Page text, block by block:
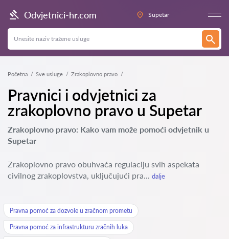
Odvjetnici-hr.com Supetar
Početna Sve usluge Zrakoplovno pravo
Pravnici i odvjetnici za
zrakoplovno pravo u Supetar
Zrakoplovno pravo: Kako vam može pomoći odvjetnik u
Supetar
Zrakoplovno pravo obuhvaća regulaciju svih aspekata
civilnog zrakoplovstva, uključujući pra... dalje
Pravna pomoć za dozvole u zračnom prometu
Pravna pomoć za infrastrukturu zračnih luka